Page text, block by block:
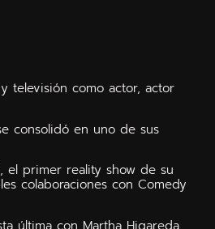
televisión como actor, actor
consolidó en uno de sus
el primer reality show de su
colaboraciones con Comedy
última con Martha Higareda